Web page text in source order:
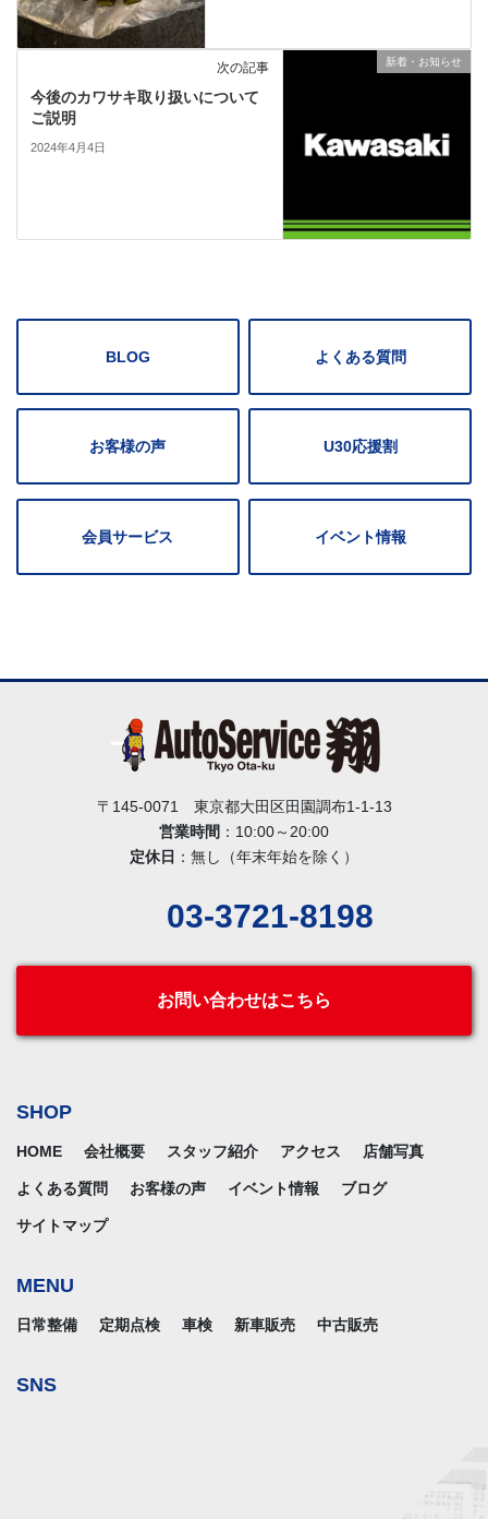
新着・お知らせ
次の記事
今後のカワサキ取り扱いについて
ご説明
2024年4月4日
BLOG よくある質問
お客様の声 U30応援割
会員サービス イベント情報
〒145-0071 東京都大田区田園調布1-1-13
営業時間 ：10:00～20:00
定休日 ：無し（年末年始を除く）
03-3721-8198
お問い合わせはこちら
SHOP
HOME 会社概要 スタッフ紹介 アクセス 店舗写真
よくある質問 お客様の声 イベント情報 ブログ
サイトマップ
MENU
日常整備 定期点検 車検 新車販売 中古販売
SNS